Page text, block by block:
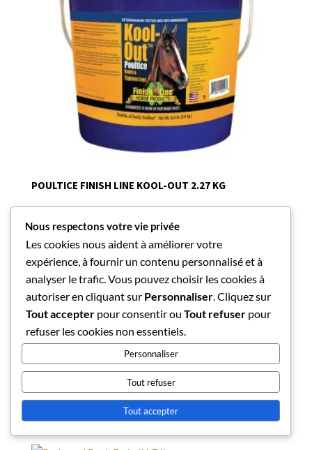
POULTICE FINISH LINE KOOL-OUT 2.27 KG
POULTICE ORIGINAL 2.27 KG
PSYLLIUM DEFENSE 3 KG (LOZANA)
REDMOND ROCK AVEC CORDE 2.27 KG
Nous respectons votre vie privée
Les cookies nous aident à améliorer votre
expérience, à fournir un contenu personnalisé et à
analyser le trafic. Vous pouvez choisir les cookies à
autoriser en cliquant sur Personnaliser . Cliquez sur
Tout accepter pour consentir ou Tout refuser pour
refuser les cookies non essentiels.
Personnaliser
Tout refuser
Tout accepter